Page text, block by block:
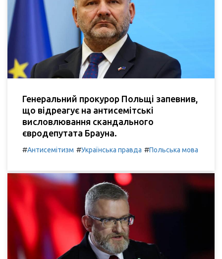
Генеральний прокурор Польщі запевнив,
що відреагує на антисемітські
висловлювання скандального
євродепутата Брауна.
#Антисемітизм #Українська правда #Польська мова